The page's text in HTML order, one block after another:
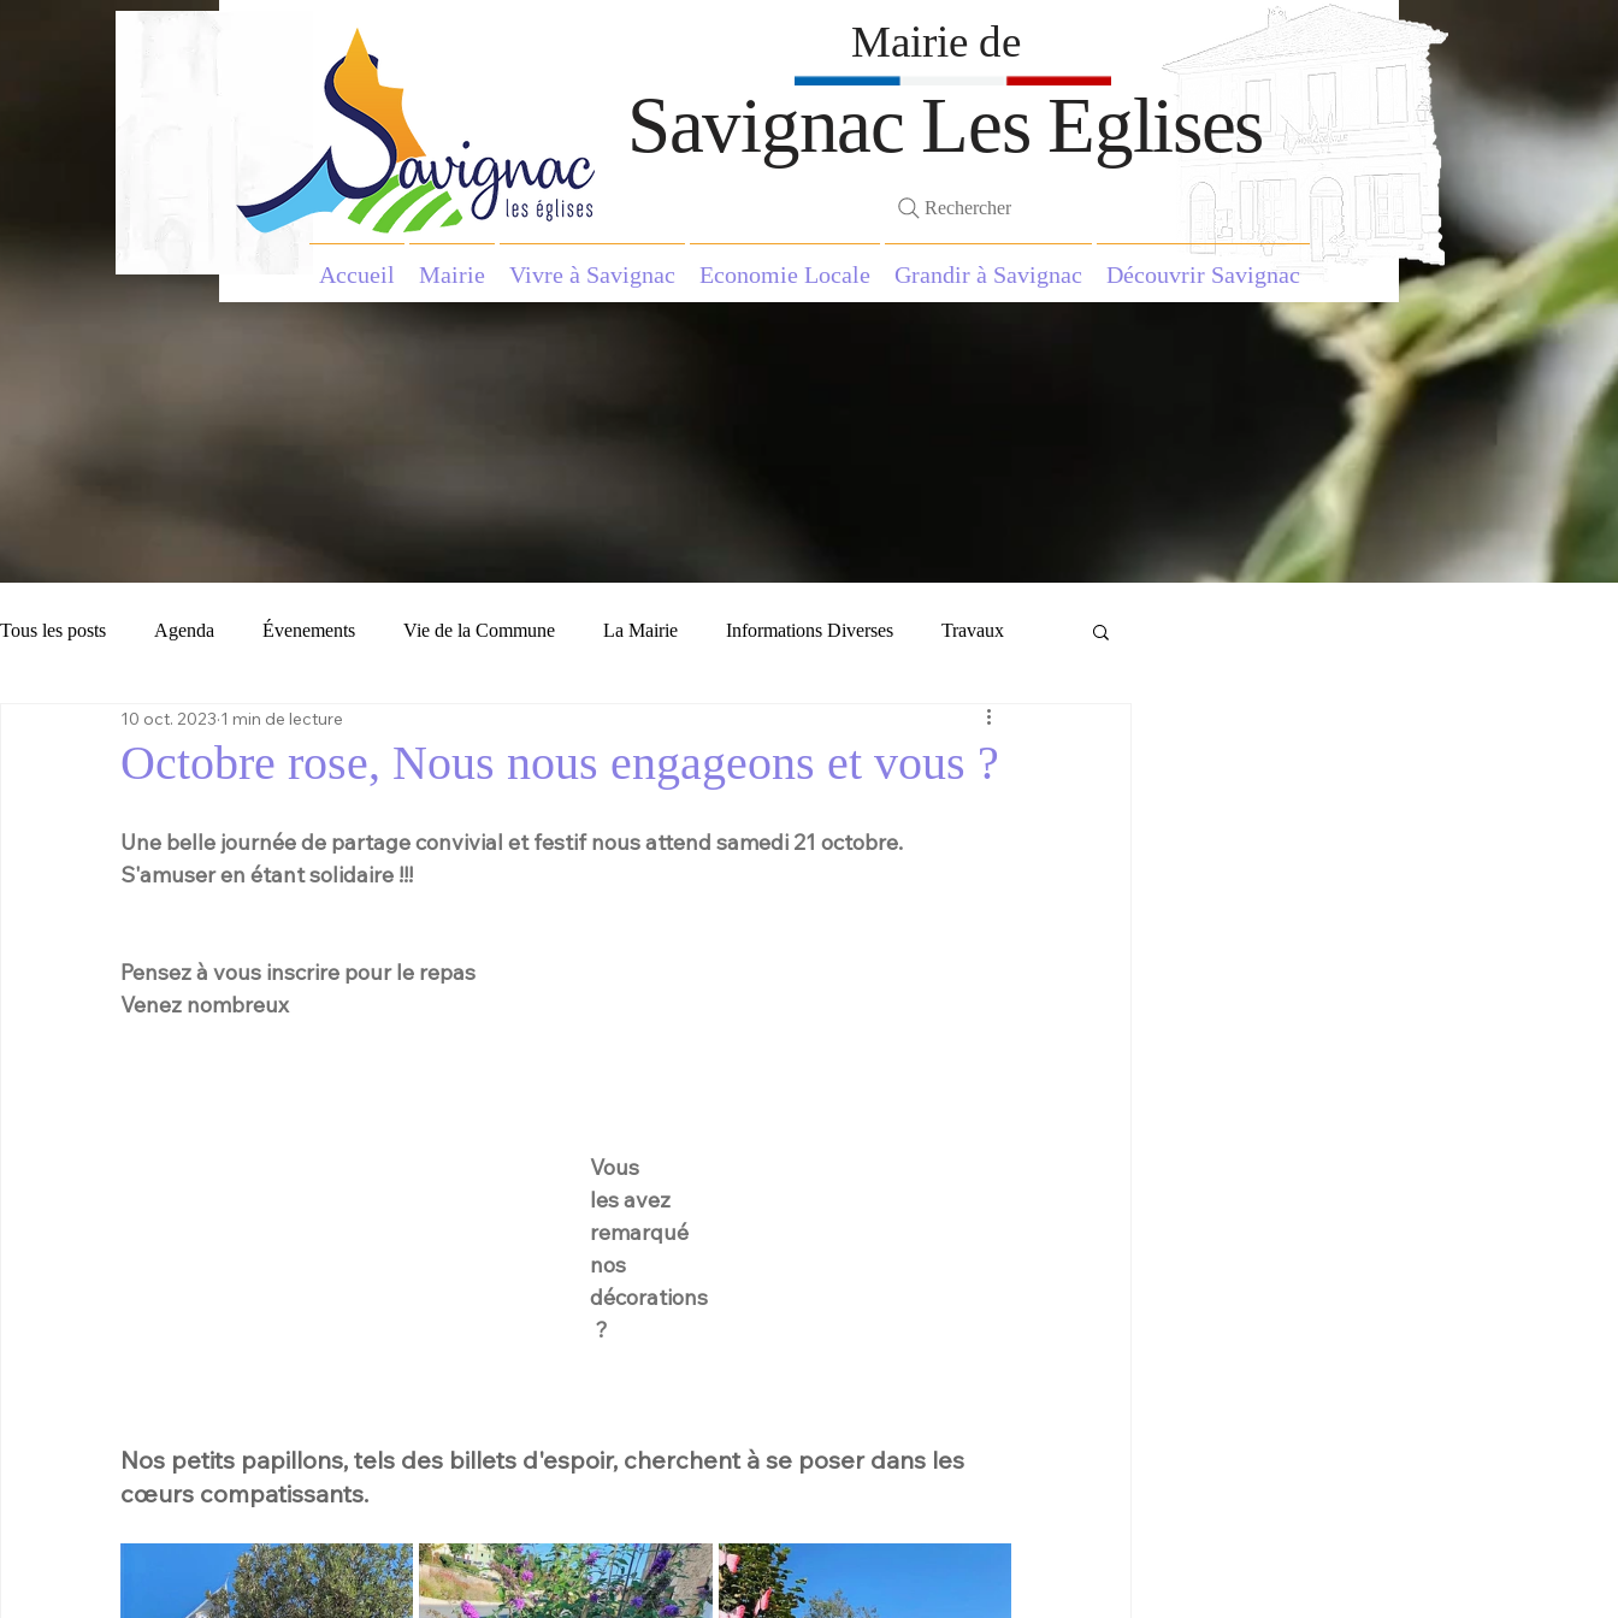
Savignac Les Eglises
Accueil Mairie Vivre à Savignac Economie Locale Grandir à Savignac Découvrir Savignac
Mairie de
Rechercher
Tous les posts Agenda Évenements Vie de la Commune La Mairie Informations Diverses Travaux
Tourisme Consignes
Octobre rose, Nous nous engageons et vous ?
10 oct. 2023 1 min de lecture
Une belle journée de partage convivial et festif nous attend samedi 21 octobre.
S'amuser en étant solidaire !!!
Pensez à vous inscrire pour le repas
Venez nombreux
Vous
les avez
remarqué
nos
décorations
?
Nos petits papillons, tels des billets d'espoir, cherchent à se poser dans les
cœurs compatissants.